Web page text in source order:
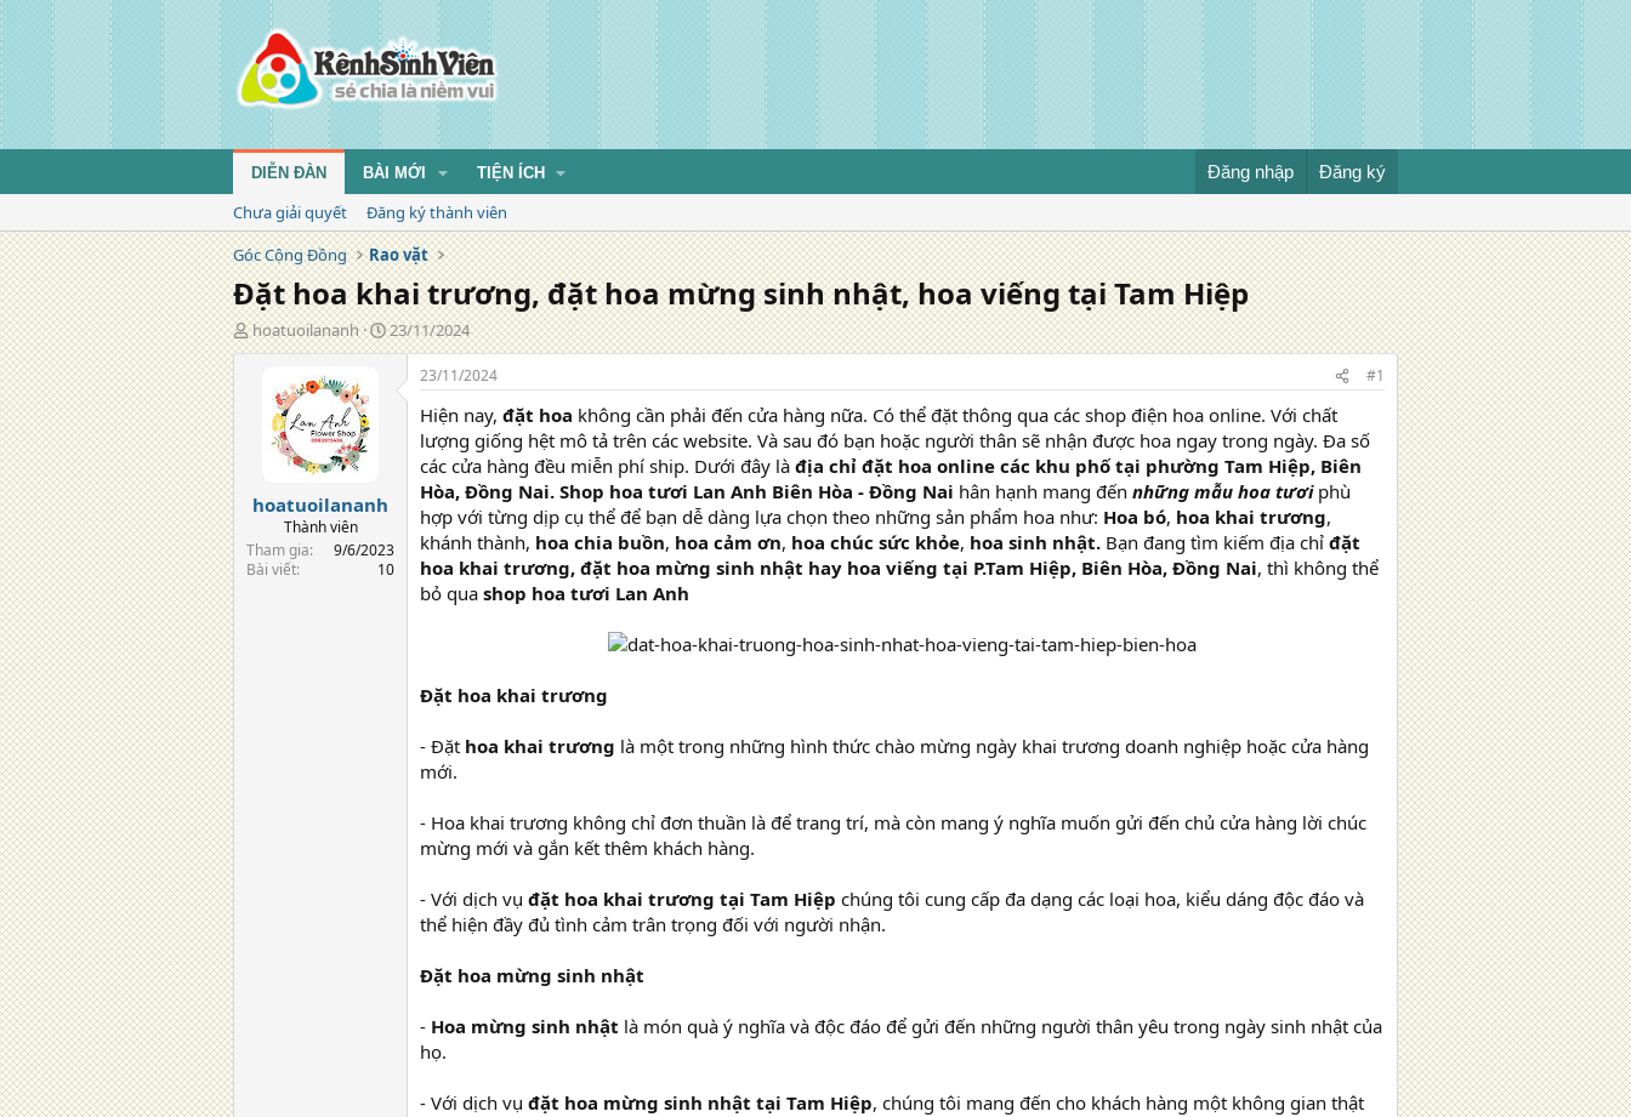
DIỄN ĐÀN BÀI MỚI TIỆN ÍCH Đăng nhập Đăng ký
Chưa giải quyết
Đăng ký thành viên
Góc Cộng Đồng
Rao vặt
Đặt hoa khai trương, đặt hoa mừng sinh nhật, hoa viếng tại Tam Hiệp
T
á
hoatuoilananh
N
g
23/11/2024
hoatuoilananh
Thành viên
Tham gia
9/6/2023
Bài viết
10
23/11/2024 #1
Hiện nay, đặt hoa không cần phải đến cửa hàng nữa. Có thể đặt thông qua các shop điện hoa online. Với chất
lượng giống hệt mô tả trên các website. Và sau đó bạn hoặc người thân sẽ nhận được hoa ngay trong ngày. Đa số
các cửa hàng đều miễn phí ship. Dưới đây là địa chỉ đặt hoa online các khu phố tại phường Tam Hiệp, Biên
Hòa, Đồng Nai. Shop hoa tươi Lan Anh Biên Hòa - Đồng Nai hân hạnh mang đến những mẫu hoa tươiphù
hợp với từng dịp cụ thể để bạn dễ dàng lựa chọn theo những sản phẩm hoa như: Hoa bó, hoa khai trương,
khánh thành, hoa chia buồn, hoa cảm ơn, hoa chúc sức khỏe, hoa sinh nhật. Bạn đang tìm kiếm địa chỉ đặt
hoa khai trương, đặt hoa mừng sinh nhật hay hoa viếng tại P.Tam Hiệp, Biên Hòa, Đồng Nai, thì không thể
bỏ qua shop hoa tươi Lan Anh
Đặt hoa khai trương
- Đặt hoa khai trương là một trong những hình thức chào mừng ngày khai trương doanh nghiệp hoặc cửa hàng
mới.
- Hoa khai trương không chỉ đơn thuần là để trang trí, mà còn mang ý nghĩa muốn gửi đến chủ cửa hàng lời chúc
mừng mới và gắn kết thêm khách hàng.
- Với dịch vụ đặt hoa khai trương tại Tam Hiệp chúng tôi cung cấp đa dạng các loại hoa, kiểu dáng độc đáo và
thể hiện đầy đủ tình cảm trân trọng đối với người nhận.
Đặt hoa mừng sinh nhật
- Hoa mừng sinh nhật là món quà ý nghĩa và độc đáo để gửi đến những người thân yêu trong ngày sinh nhật của
họ.
- Với dịch vụ đặt hoa mừng sinh nhật tại Tam Hiệp, chúng tôi mang đến cho khách hàng một không gian thật